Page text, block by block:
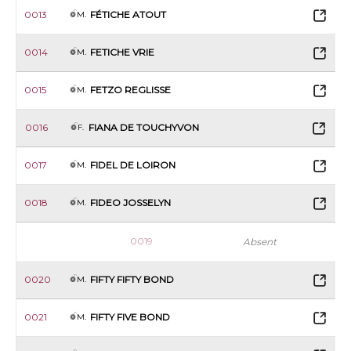
0013 M. FÉTICHE ATOUT
0014 M. FETICHE VRIE
0015 M. FETZO REGLISSE
0016 F. FIANA DE TOUCHYVON
0017 M. FIDEL DE LOIRON
0018 M. FIDEO JOSSELYN
0019 Absent
0020 M. FIFTY FIFTY BOND
0021 M. FIFTY FIVE BOND